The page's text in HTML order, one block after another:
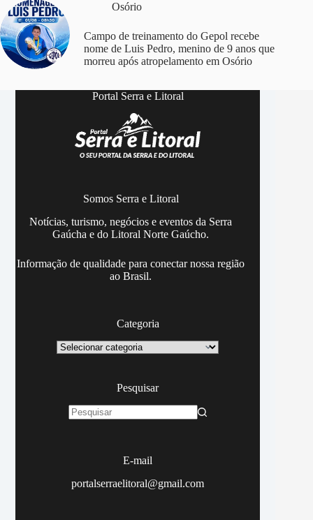
Osório
Campo de treinamento do Gepol recebe
nome de Luis Pedro, menino de 9 anos que
morreu após atropelamento em Osório
Portal Serra e Litoral
Somos Serra e Litoral
Notícias, turismo, negócios e eventos da Serra
Gaúcha e do Litoral Norte Gaúcho.
Informação de qualidade para conectar nossa região
ao Brasil.
Categoria
Categoria
Pesquisar
E-mail
portalserraelitoral@gmail.com